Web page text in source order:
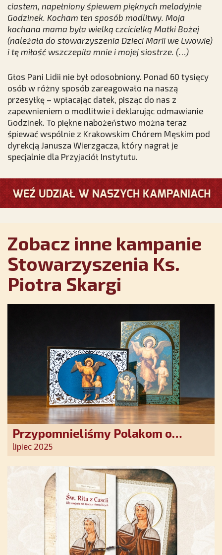
ciastem, napełniony śpiewem pięknych melodyjnie
Godzinek. Kocham ten sposób modlitwy. Moja
kochana mama była wielką czcicielką Matki Bożej
(należała do stowarzyszenia Dzieci Marii we Lwowie)
i tę miłość wszczepiła mnie i mojej siostrze. (…)
Głos Pani Lidii nie był odosobniony. Ponad 60 tysięcy
osób w różny sposób zareagowało na naszą
przesyłkę – wpłacając datek, pisząc do nas z
zapewnieniem o modlitwie i deklarując odmawianie
Godzinek. To piękne nabożeństwo można teraz
śpiewać wspólnie z Krakowskim Chórem Męskim pod
dyrekcją Janusza Wierzgacza, który nagrał je
specjalnie dla Przyjaciół Instytutu.
Zobacz inne kampanie
Stowarzyszenia Ks.
Piotra Skargi
Przypomnieliśmy Polakom o
obecności Anioła Stróża!
lipiec 2025